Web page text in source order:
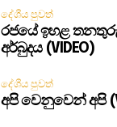
දේශීය පුවත්
රජයේ ඉහළ
අර්බුදය (VIDEO)
දේශීය පුවත්
අපි වෙනුවෙන් අපි